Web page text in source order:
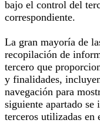
bajo el control del
correspondiente.
La gran mayoría de
recopilación de
tercero que
y finalidades,
navegación para
siguiente apartado se
terceros utilizadas en